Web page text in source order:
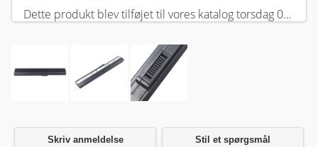
Dette produkt blev tilføjet til vores katalog torsdag 05 februar, 2026.
Skriv anmeldelse Stil et spørgsmål